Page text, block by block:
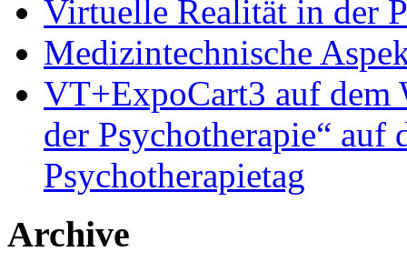
Virtuelle Realität in der
Medizintechnische
VT+ExpoCart3 auf dem
der Psychotherapie“ auf
Psychotherapietag
Archive